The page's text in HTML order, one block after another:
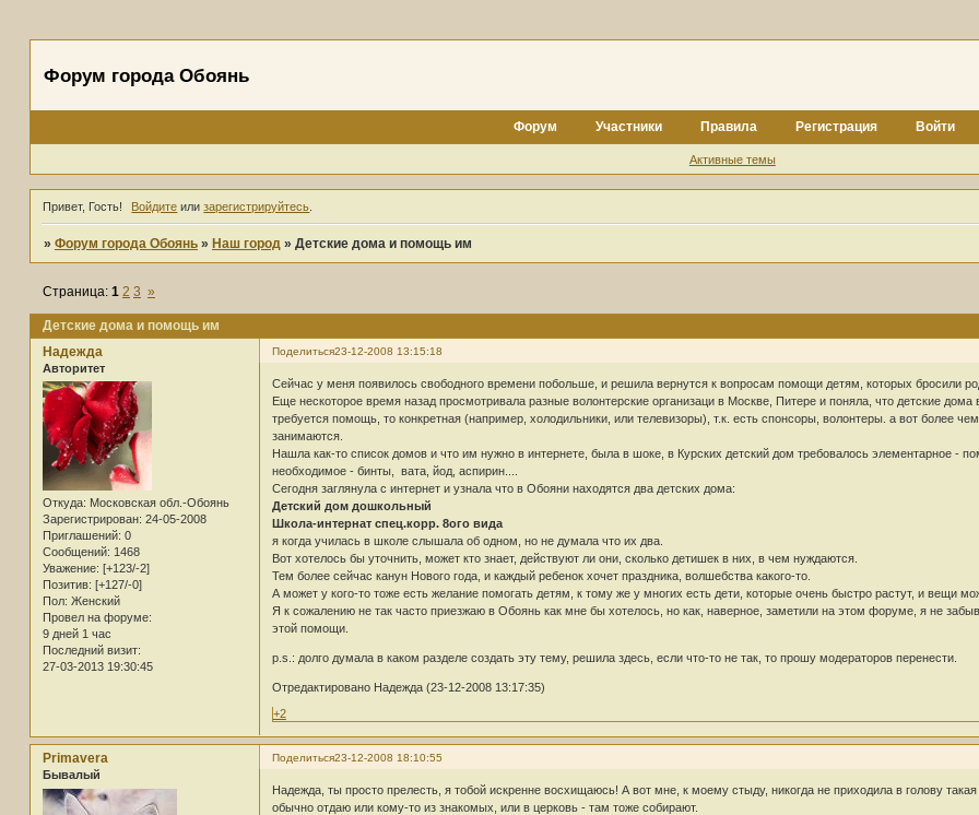
Форум города Обоянь
Форум Участники Правила Регистрация Войти
Активные темы
Привет, Гость! Войдите илизарегистрируйтесь
» Форум города Обоянь » Наш город » Детские дома и помощь им
Детские дома и помощь им
Страница: 1 2 3 »
Поделиться23-12-2008 13:15:18
Надежда
Авторитет
Откуда: Московская обл.-Обоянь
Зарегистрирован: 24-05-2008
Приглашений: 0
Сообщений: 1468
Уважение: [+123/-2]
Позитив: [+127/-0]
Пол: Женский
Провел на форуме:
9 дней 1 час
Последний визит:
27-03-2013 19:30:45
Сейчас у меня появилось свободного времени побольше, и решила вернутся к вопросам помощи детям, которых бросили
Еще нескоторое время назад просмотривала разные волонтерские организаци в Москве, Питере и поняла, что детские
требуется помощь, то конкретная (например, холодильники, или телевизоры), т.к. есть спонсоры, волонтеры. а вот более
занимаются.
Нашла как-то список домов и что им нужно в интернете, была в шоке, в Курских детский дом требовалось элементарное -
необходимое - бинты, вата, йод, аспирин....
Сегодня заглянула с интернет и узнала что в Обояни находятся два детских дома:
Детский дом дошкольный
Школа-интернат спец.корр. 8ого вида
я когда училась в школе слышала об одном, но не думала что их два.
Вот хотелось бы уточнить, может кто знает, действуют ли они, сколько детишек в них, в чем нуждаются.
Тем более сейчас канун Нового года, и каждый ребенок хочет праздника, волшебства какого-то.
А может у кого-то тоже есть желание помогать детям, к тому же у многих есть дети, которые очень быстро растут, и вещи
Я к сожалению не так часто приезжаю в Обоянь как мне бы хотелось, но как, наверное, заметили на этом форуме, я не
этой помощи.
p.s.: долго думала в каком разделе создать эту тему, решила здесь, если что-то не так, то прошу модераторов перенести.
Отредактировано Надежда (23-12-2008 13:17:35)
+2
Поделиться23-12-2008 18:10:55
Primavera
Бывалый
Надежда, ты просто прелесть, я тобой искренне восхищаюсь! А вот мне, к моему стыду, никогда не приходила в голову
обычно отдаю или кому-то из знакомых, или в церковь - там тоже собирают.